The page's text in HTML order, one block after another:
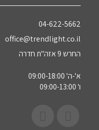
04-622-5662‏
office@trendlight.co.il
החרש 9 אזה"ת חדרה
א'-ה' 09:00-18:00
ו' 09:00-13:00